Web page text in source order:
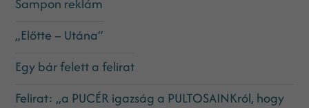
„Előtte – Utána”
Egy bár felett a felirat
Felirat: „a PUCÉR igazság a PULTOSAINKról, hogy